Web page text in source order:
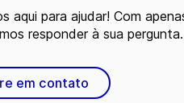
aqui para ajudar! Com
responder à sua pergunta.
em contato